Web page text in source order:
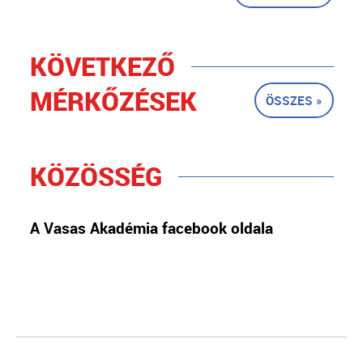
KÖVETKEZŐ
MÉRKŐZÉSEK
ÖSSZES »
KÖZÖSSÉG
A Vasas Akadémia facebook oldala